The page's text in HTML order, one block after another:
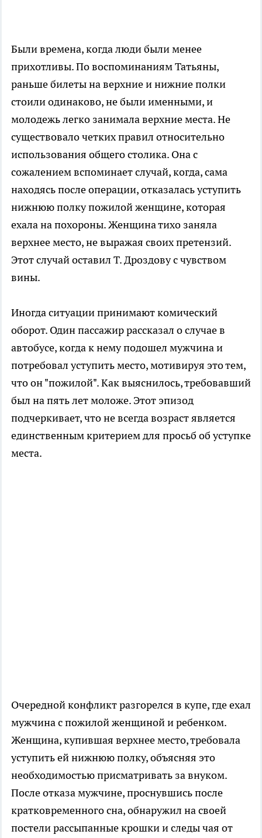
Были времена, когда люди были менее
прихотливы. По воспоминаниям Татьяны,
раньше билеты на верхние и нижние полки
стоили одинаково, не были именными, и
молодежь легко занимала верхние места. Не
существовало четких правил относительно
использования общего столика. Она с
сожалением вспоминает случай, когда, сама
находясь после операции, отказалась уступить
нижнюю полку пожилой женщине, которая
ехала на похороны. Женщина тихо заняла
верхнее место, не выражая своих претензий.
Этот случай оставил Т. Дроздову с чувством
вины.
Иногда ситуации принимают комический
оборот. Один пассажир рассказал о случае в
автобусе, когда к нему подошел мужчина и
потребовал уступить место, мотивируя это тем,
что он "пожилой". Как выяснилось, требовавший
был на пять лет моложе. Этот эпизод
подчеркивает, что не всегда возраст является
единственным критерием для просьб об уступке
места.
Очередной конфликт разгорелся в купе, где ехал
мужчина с пожилой женщиной и ребенком.
Женщина, купившая верхнее место, требовала
уступить ей нижнюю полку, объясняя это
необходимостью присматривать за внуком.
После отказа мужчине, проснувшись после
кратковременного сна, обнаружил на своей
постели рассыпанные крошки и следы чая от